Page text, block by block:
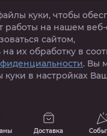
Поделиться
и кайфуйте
cY34XP
куки, чтобы
работы на нашем веб-
сайтом,
их обработку в
. Вы
куки в настройках
Доставка